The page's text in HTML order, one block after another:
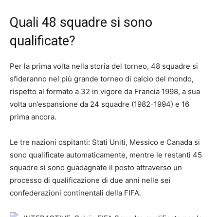
Quali 48 squadre si sono
qualificate?
Per la prima volta nella storia del torneo, 48 squadre si
sfideranno nel più grande torneo di calcio del mondo,
rispetto al formato a 32 in vigore da Francia 1998, a sua
volta un’espansione da 24 squadre (1982-1994) e 16
prima ancora.
Le tre nazioni ospitanti: Stati Uniti, Messico e Canada si
sono qualificate automaticamente, mentre le restanti 45
squadre si sono guadagnate il posto attraverso un
processo di qualificazione di due anni nelle sei
confederazioni continentali della FIFA.